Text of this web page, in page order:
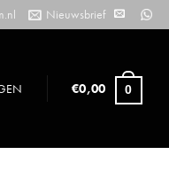
Nieuwsbrief
€0,00 0